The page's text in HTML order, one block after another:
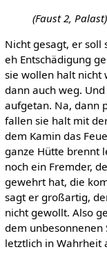
(Faust 2, Palast)
Nicht gesagt, er
eh Entschädigung
sie wollen halt nicht
dann auch weg.
aufgetan. Na, dann
fallen sie halt mit
dem Kamin das
ganze Hütte brennt
noch ein Fremder,
gewehrt hat, die
sagt er großartig,
nicht gewollt. Also
dem unbesonnenen
letztlich in Wahrheit